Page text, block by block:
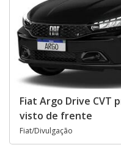
Fiat Argo Drive CVT
visto de frente
Fiat/Divulgação